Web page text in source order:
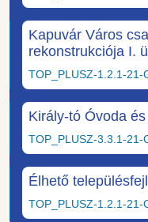
Kapuvár Város
rekonstrukciója I.
TOP_PLUSZ-1.2.1-21-
Király-tó Óvoda
TOP_PLUSZ-3.3.1-21-
Élhető
TOP_PLUSZ-1.2.1-21-